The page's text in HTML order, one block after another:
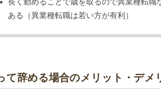
ある（異業種転職は若い方が有利）
て辞める場合のメリット・デメ